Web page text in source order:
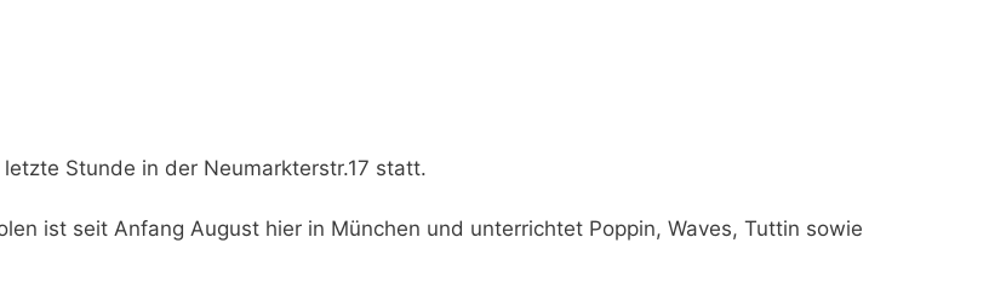
letzte Stunde in der Neumarkterstr.17 statt.
ist seit Anfang August hier in München und unterrichtet Poppin, Waves, Tuttin sowie